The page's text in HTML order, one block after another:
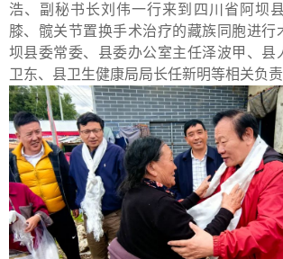
浩、副秘书长刘伟一行来到四川省阿坝
膝、髋关节置换手术治疗的藏族同胞进行
坝县委常委、县委办公室主任泽波甲、县
卫东、县卫生健康局局长任新明等相关负责